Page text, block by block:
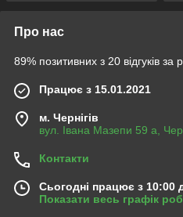
Про нас
89% позитивних з 20 відгуків за
Працює з 15.01.2021
м. Чернігів
вул. Івана Мазепи 59 а,
Контакти
Сьогодні працює з 10:00
Показати весь графік